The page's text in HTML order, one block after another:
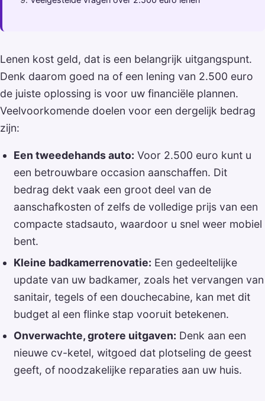
Lenen kost geld, dat is een belangrijk uitgangspunt.
Denk daarom goed na of een lening van 2.500 euro
de juiste oplossing is voor uw financiële plannen.
Veelvoorkomende doelen voor een dergelijk bedrag
zijn:
Een tweedehands auto: Voor 2.500 euro kunt u
een betrouwbare occasion aanschaffen. Dit
bedrag dekt vaak een groot deel van de
aanschafkosten of zelfs de volledige prijs van een
compacte stadsauto, waardoor u snel weer mobiel
bent.
Kleine badkamerrenovatie: Een gedeeltelijke
update van uw badkamer, zoals het vervangen van
sanitair, tegels of een douchecabine, kan met dit
budget al een flinke stap vooruit betekenen.
Onverwachte, grotere uitgaven: Denk aan een
nieuwe cv-ketel, witgoed dat plotseling de geest
geeft, of noodzakelijke reparaties aan uw huis.